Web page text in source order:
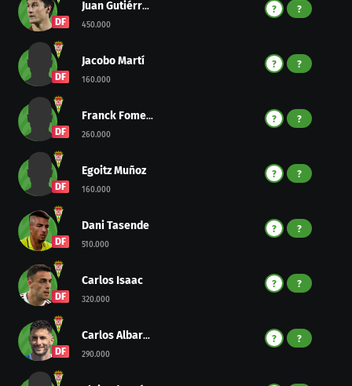
DF
Juan Gutiérrez Martínez
450.000
? ?
DF
Jacobo Martí
160.000
? ?
DF
Franck Fomeyem
260.000
? ?
DF
Egoitz Muñoz
160.000
? ?
DF
Dani Tasende
510.000
? ?
DF
Carlos Isaac
320.000
? ?
DF
Carlos Albarrán
290.000
? ?